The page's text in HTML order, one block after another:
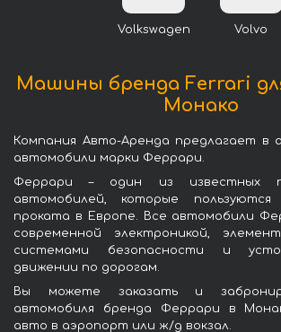
Volkswagen Volvo
Машины бренда Ferrari
Монако
Компания Авто-Аренда предлагает в
автомобили марки Феррари.
Феррари – один из известных
автомобилей, которые пользуются
проката в Европе. Все автомобили
современной электроникой,
системами безопасности и
движении по дорогам.
Вы можете заказать и
автомобиля бренда Феррари в
авто в аэропорт или ж/д вокзал.